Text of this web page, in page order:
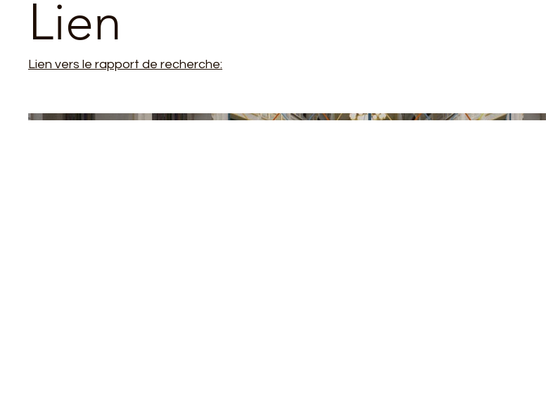
Lien
Lien vers le rapport de recherche: